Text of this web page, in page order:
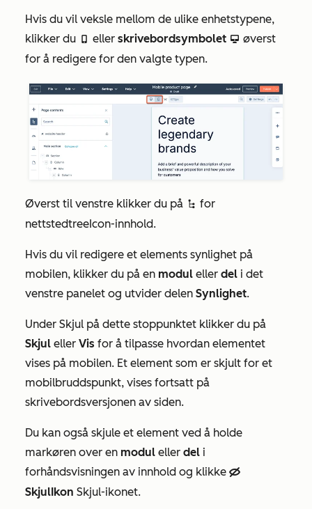
Hvis du vil veksle mellom de ulike enhetstypene,
klikker du mobile eller skrivebordsymbolet desktop øverst
for å redigere for den valgte typen.
Øverst til venstre klikker du på siteTreeIcon for
nettstedtreeIcon-innhold.
Hvis du vil redigere et elements synlighet på
mobilen, klikker du på en modul eller del i det
venstre panelet og utvider delen Synlighet.
Under Skjul på dette stoppunktet klikker du på
Skjul eller Vis for å tilpasse hvordan elementet
vises på mobilen. Et element som er skjult for et
mobilbruddspunkt, vises fortsatt på
skrivebordsversjonen av siden.
Du kan også skjule et element ved å holde
markøren over en modul eller del i
forhåndsvisningen av innhold og klikke hideIcon
SkjulIkon Skjul-ikonet.